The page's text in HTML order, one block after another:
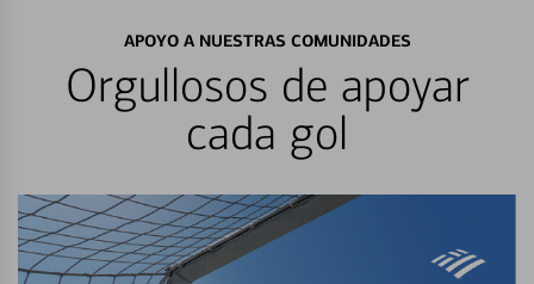
APOYO A NUESTRAS COMUNIDADES
Orgullosos de apoyar
cada gol